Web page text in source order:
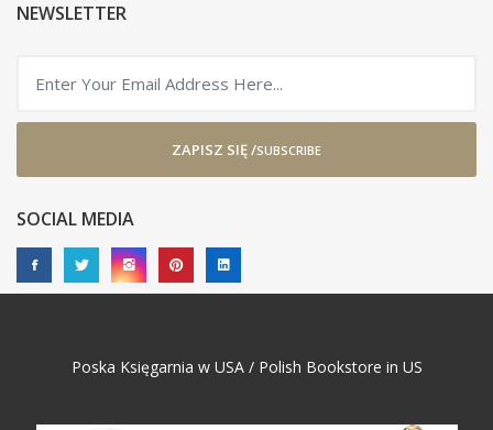
NEWSLETTER
ZAPISZ SIĘ /SUBSCRIBE
SOCIAL MEDIA
Poska Księgarnia w USA / Polish Bookstore in US